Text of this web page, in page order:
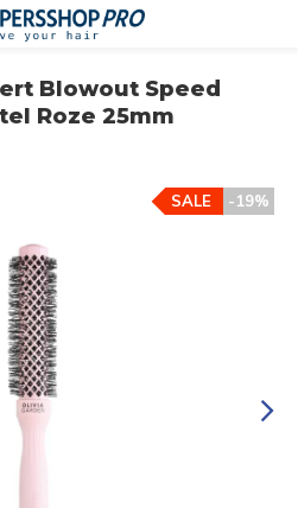
Blowout Speed
Roze 25mm
-19%
SALE